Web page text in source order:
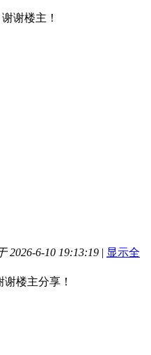
谢楼主！
2026-6-10 19:13:19 | 显示全
楼主分享！